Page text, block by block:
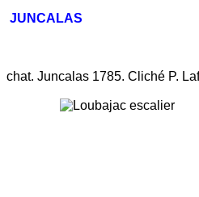
JUNCALAS
Chien
chat. Juncalas 1785. Cliché P.